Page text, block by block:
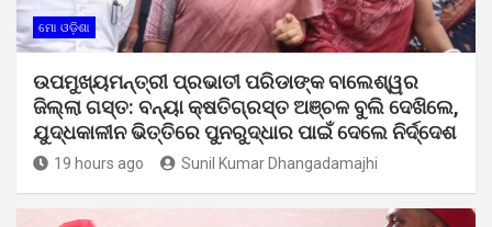
ମୋ ଓଡ଼ିଶା
ଉପମୁଖ୍ୟମନ୍ତ୍ରୀ ପ୍ରଭାତୀ ପରିଡାଙ୍କ ବାଲେଶ୍ୱର
ଜିଲ୍ଲା ଗସ୍ତ: ବନ୍ୟା କ୍ଷତିଗ୍ରସ୍ତ ଅଞ୍ଚଳ ବୁଲି ଦେଖିଲେ,
ଯୁଦ୍ଧକାଳୀନ ଭିତ୍ତିରେ ପୁନରୁଦ୍ଧାର ପାଇଁ ଦେଲେ ନିର୍ଦ୍ଦେଶ
19 hours ago Sunil Kumar Dhangadamajhi